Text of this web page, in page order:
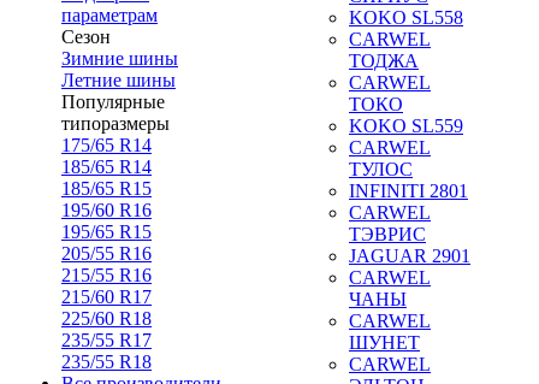
параметрам
Сезон
Зимние шины
Летние шины
Популярные
типоразмеры
175/65 R14
185/65 R14
185/65 R15
195/60 R16
195/65 R15
205/55 R16
215/55 R16
215/60 R17
225/60 R18
235/55 R17
235/55 R18
KOKO SL558
CARWEL
ТОДЖА
CARWEL
ТОКО
KOKO SL559
CARWEL
ТУЛОС
INFINITI 2801
CARWEL
ТЭВРИС
JAGUAR 2901
CARWEL
ЧАНЫ
CARWEL
ШУНЕТ
CARWEL